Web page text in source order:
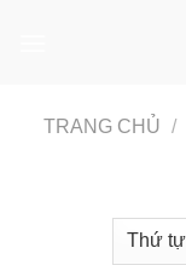
TRANG CHỦ /